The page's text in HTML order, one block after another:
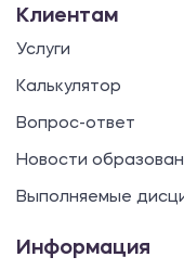
Клиентам
Услуги
Калькулятор
Вопрос-ответ
Новости
Выполняемые
Информация